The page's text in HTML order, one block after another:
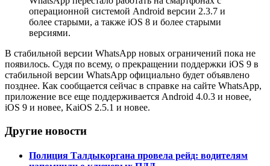
операционной системой Android версии 2.3.7 и
более старыми, а также iOS 8 и более старыми
версиями.
В стабильной версии WhatsApp новых ограничений пока не
появилось. Судя по всему, о прекращении поддержки iOS 9 в
стабильной версии WhatsApp официально будет объявлено
позднее. Как сообщается сейчас в справке на сайте WhatsApp,
приложение все еще поддерживается Android 4.0.3 и новее,
iOS 9 и новее, KaiOS 2.5.1 и новее.
Другие новости
Полиция Талдыкоргана провела рейд: водителям